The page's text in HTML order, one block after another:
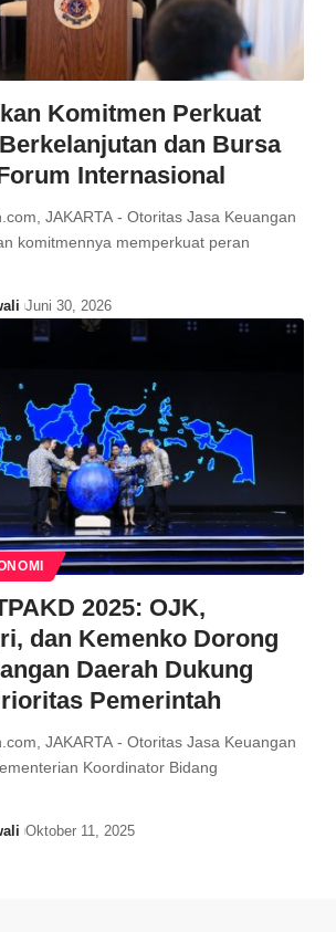
Komitmen Perkuat
dan Bursa
Internasional
JAKARTA - Otoritas Jasa Keuangan
komitmennya memperkuat peran
Juni 30, 2026
2025: OJK,
dan Kemenko Dorong
Daerah Dukung
Pemerintah
JAKARTA - Otoritas Jasa Keuangan
Koordinator Bidang
Oktober 11, 2025